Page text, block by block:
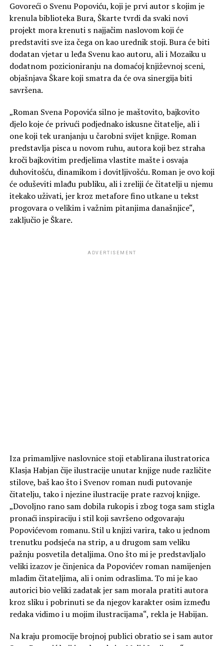
Govoreći o Svenu Popoviću, koji je prvi autor s kojim je
krenula biblioteka Bura, Škarte tvrdi da svaki novi
projekt mora krenuti s najjačim naslovom koji će
predstaviti sve iza čega on kao urednik stoji. Bura će biti
dodatan vjetar u leđa Svenu kao autoru, ali i Mozaiku u
dodatnom pozicioniranju na domaćoj književnoj sceni,
objašnjava Škare koji smatra da će ova sinergija biti
savršena.
„Roman Svena Popovića silno je maštovito, bajkovito
djelo koje će privući podjednako iskusne čitatelje, ali i
one koji tek uranjanju u čarobni svijet knjige. Roman
predstavlja pisca u novom ruhu, autora koji bez straha
kroči bajkovitim predjelima vlastite mašte i osvaja
duhovitošću, dinamikom i dovitljivošću. Roman je ovo koji
će oduševiti mlađu publiku, ali i zreliji će čitatelji u njemu
itekako uživati, jer kroz metafore fino utkane u tekst
progovara o velikim i važnim pitanjima današnjice“,
zaključio je Škare.
ADVERTISEMENT
Iza primamljive naslovnice stoji etablirana ilustratorica
Klasja Habjan čije ilustracije unutar knjige nude različite
stilove, baš kao što i Svenov roman nudi putovanje
čitatelju, tako i njezine ilustracije prate razvoj knjige.
„Dovoljno rano sam dobila rukopis i zbog toga sam stigla
pronaći inspiraciju i stil koji savršeno odgovaraju
Popovićevom romanu. Stil u knjizi varira, tako u jednom
trenutku podsjeća na strip, a u drugom sam veliku
pažnju posvetila detaljima. Ono što mi je predstavljalo
veliki izazov je činjenica da Popovićev roman namijenjen
mladim čitateljima, ali i onim odraslima. To mi je kao
autorici bio veliki zadatak jer sam morala pratiti autora
kroz sliku i pobrinuti se da njegov karakter osim između
redaka vidimo i u mojim ilustracijama“, rekla je Habijan.
Na kraju promocije brojnoj publici obratio se i sam autor